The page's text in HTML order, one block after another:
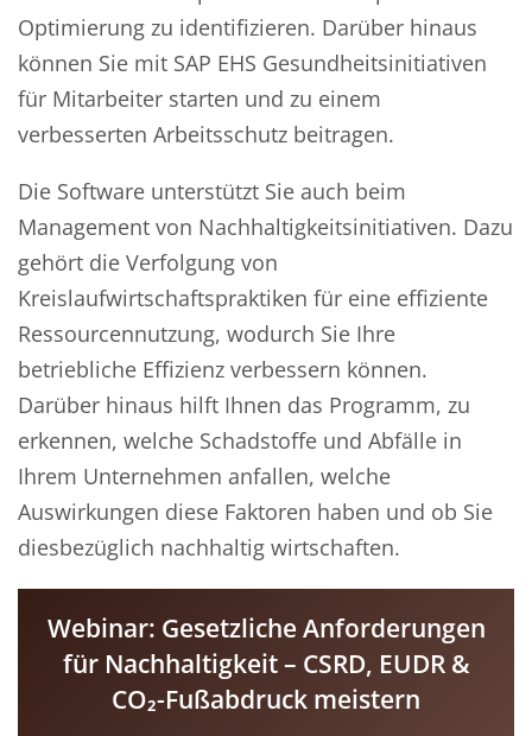
Optimierung zu identifizieren. Darüber hinaus
können Sie mit SAP EHS Gesundheitsinitiativen
für Mitarbeiter starten und zu einem
verbesserten Arbeitsschutz beitragen.
Die Software unterstützt Sie auch beim
Management von Nachhaltigkeitsinitiativen. Dazu
gehört die Verfolgung von
Kreislaufwirtschaftspraktiken für eine effiziente
Ressourcennutzung, wodurch Sie Ihre
betriebliche Effizienz verbessern können.
Darüber hinaus hilft Ihnen das Programm, zu
erkennen, welche Schadstoffe und Abfälle in
Ihrem Unternehmen anfallen, welche
Auswirkungen diese Faktoren haben und ob Sie
diesbezüglich nachhaltig wirtschaften.
Webinar: Gesetzliche Anforderungen
für Nachhaltigkeit – CSRD, EUDR &
CO₂-Fußabdruck meistern